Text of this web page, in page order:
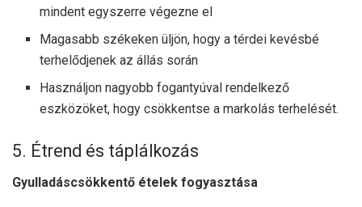
mindent egyszerre végezne el
Magasabb székeken üljön, hogy a térdei kevésbé
terhelődjenek az állás során
Használjon nagyobb fogantyúval rendelkező
eszközöket, hogy csökkentse a markolás terhelését.
5. Étrend és táplálkozás
Gyulladáscsökkentő ételek fogyasztása